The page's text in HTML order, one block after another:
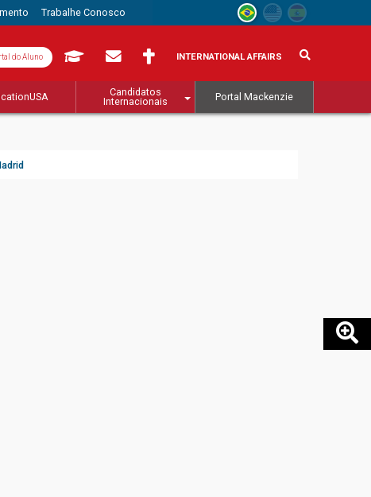
Trabalhe Conosco
do Aluno INTERNATIONAL AFFAIRS
Candidatos
Internacionais
Portal Mackenzie